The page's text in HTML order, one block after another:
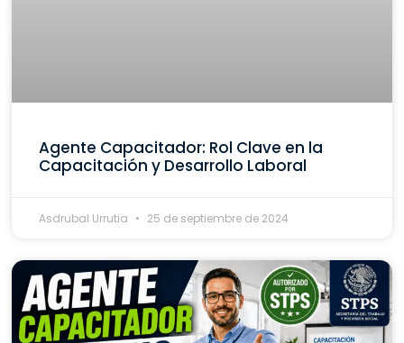
Agente Capacitador: Rol Clave en la
Capacitación y Desarrollo Laboral
Asdrubal Urrutia 25 de septiembre de 2024